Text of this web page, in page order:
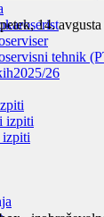
tehnik
2025/26
izpiti
izpiti
petek, 14. avgusta